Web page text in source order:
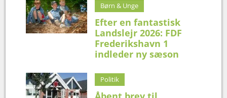
Børn & Unge
Efter en fantastisk
Landslejr 2026: FDF
Frederikshavn 1
indleder ny sæson
Politik